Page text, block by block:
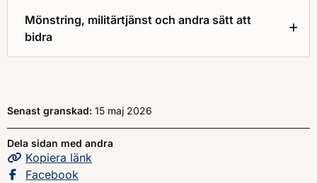
Mönstring, militärtjänst och andra sätt att
bidra
Senast granskad: 15 maj 2026
Dela sidan med andra
Kopiera sidans
länk
Dela sidan på
Facebook